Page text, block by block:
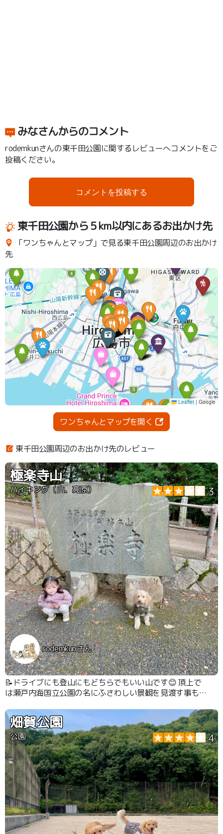
みなさんからのコメント
rodemkunさんの東千田公園に関するレビューへコメントをご
投稿ください。
コメントを投稿する
東千田公園から５km以内にあるお出かけ先
「ワンちゃんとマップ」で見る東千田公園周辺のお出かけ
先
ワンちゃんとマップを開く
東千田公園周辺のお出かけ先のレビュー
極楽寺山
ハイキング（山、高原） 3
rodemkunさん
📝ドライブにも登山にもどちらでもいい山です😊 頂上で
は瀬戸内海国立公園の名にふさわしい景観を見渡す事もで
畑賀公園
公園 4